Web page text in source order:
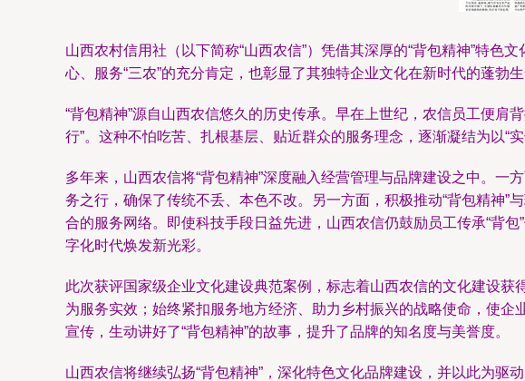
山西农村信用社（以下简称“山西农信”）凭借其深厚的“背包精神”特色
心、服务“三农”的充分肯定，也彰显了其独特企业文化在新时代的蓬勃生
“背包精神”源自山西农信悠久的历史传承。早在上世纪，农信员工便肩
行”。这种不怕吃苦、扎根基层、贴近群众的服务理念，逐渐凝结为以“
多年来，山西农信将“背包精神”深度融入经营管理与品牌建设之中。一
务之行，确保了传统不丢、本色不改。另一方面，积极推动“背包精神”
合的服务网络。即使科技手段日益先进，山西农信仍鼓励员工传承“背
字化时代焕发新光彩。
此次获评国家级企业文化建设典范案例，标志着山西农信的文化建设
为服务实效；始终紧扣服务地方经济、助力乡村振兴的战略使命，使
宣传，生动讲好了“背包精神”的故事，提升了品牌的知名度与美誉度。
山西农信将继续弘扬“背包精神”，深化特色文化品牌建设，并以此为驱